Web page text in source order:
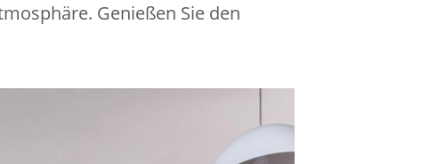
Genießen Sie den